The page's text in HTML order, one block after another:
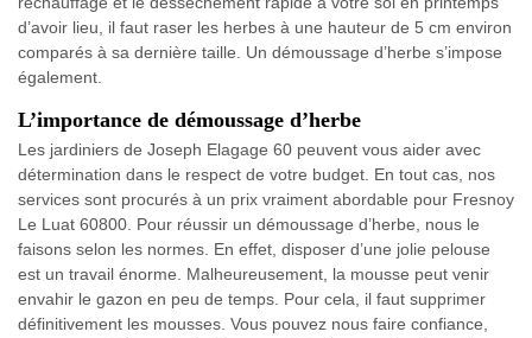
d’avoir lieu, il faut raser les herbes à une hauteur de 5 cm environ
comparés à sa dernière taille. Un démoussage d’herbe s’impose
également.
L’importance de démoussage d’herbe
Les jardiniers de Joseph Elagage 60 peuvent vous aider avec
détermination dans le respect de votre budget. En tout cas, nos
services sont procurés à un prix vraiment abordable pour Fresnoy
Le Luat 60800. Pour réussir un démoussage d’herbe, nous le
faisons selon les normes. En effet, disposer d’une jolie pelouse
est un travail énorme. Malheureusement, la mousse peut venir
envahir le gazon en peu de temps. Pour cela, il faut supprimer
définitivement les mousses. Vous pouvez nous faire confiance,